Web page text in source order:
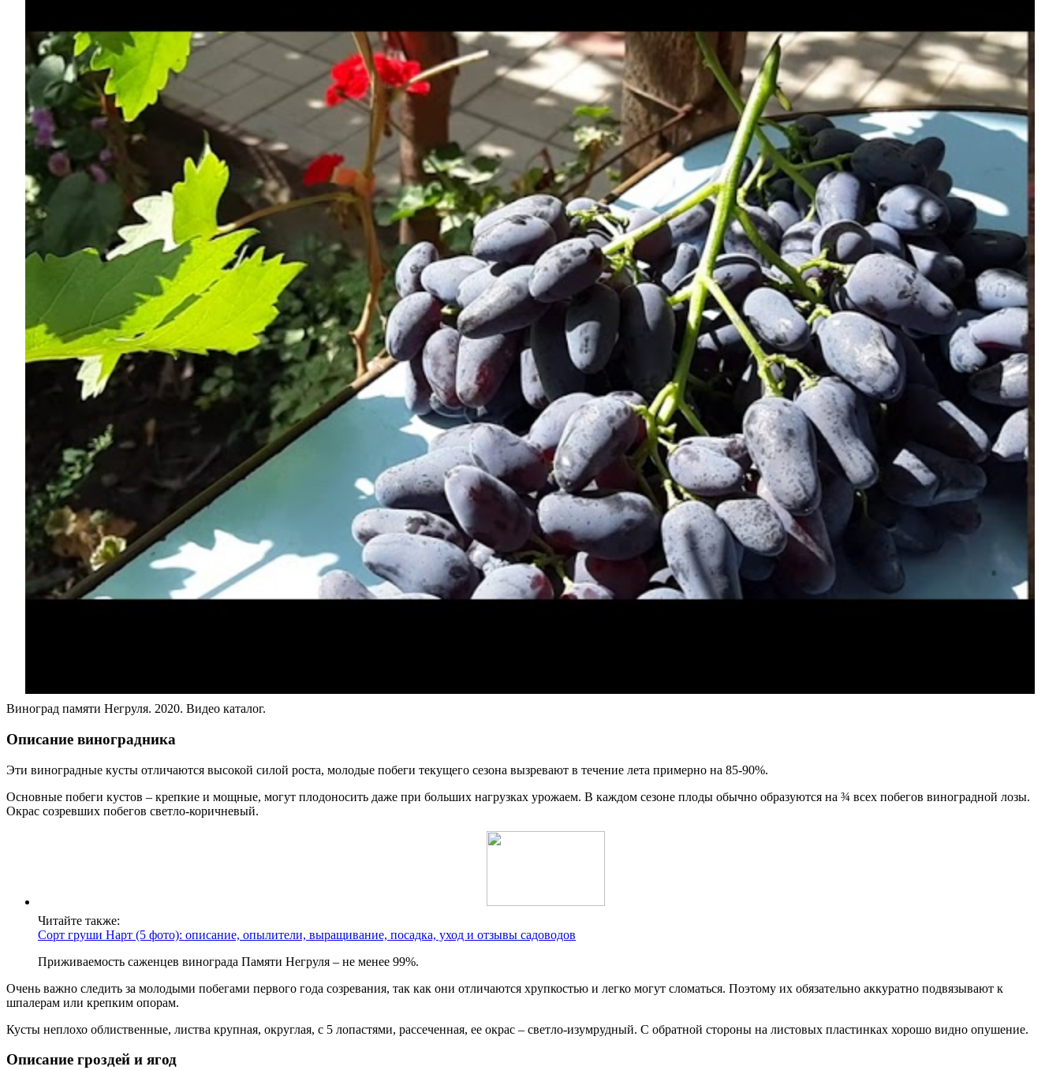
Виноград памяти Негруля. 2020. Видео каталог.
Описание виноградника
Эти виноградные кусты отличаются высокой силой роста, молодые побеги текущего сезона вызревают в течение лета примерно на 85-90%.
Основные побеги кустов – крепкие и мощные, могут плодоносить даже при больших нагрузках урожаем. В каждом сезоне плоды обычно образуются на ¾ всех побегов виноградной лозы.
Окрас созревших побегов светло-коричневый.
Читайте также:
Сорт груши Нарт (5 фото): описание, опылители, выращивание, посадка, уход и отзывы садоводов
Приживаемость саженцев винограда Памяти Негруля – не менее 99%.
Очень важно следить за молодыми побегами первого года созревания, так как они отличаются хрупкостью и легко могут сломаться. Поэтому их обязательно аккуратно подвязывают к
шпалерам или крепким опорам.
Кусты неплохо облиственные, листва крупная, округлая, с 5 лопастями, рассеченная, ее окрас – светло-изумрудный. С обратной стороны на листовых пластинках хорошо видно опушение.
Описание гроздей и ягод